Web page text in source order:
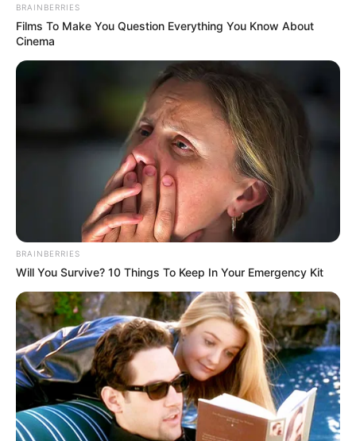
Megan Domani
Beby Tsabina Salshabilla Adriani
Angela Gilsha Haico Van der Veken
TULIS KOMENTAR
BRAINBERRIES
Films To Make You Question Everything You Know About
Cinema
BRAINBERRIES
Will You Survive? 10 Things To Keep In Your Emergency Kit